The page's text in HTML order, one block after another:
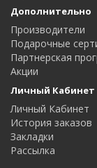
Дополнительно
Производители
Подарочные
Партнерская
Акции
Личный Кабинет
Личный Кабинет
История заказов
Закладки
Рассылка